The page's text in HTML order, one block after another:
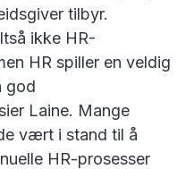
tilbyr.
ikke HR-
HR spiller en veldig
god
Laine. Mange
vært i stand til å
HR-prosesser